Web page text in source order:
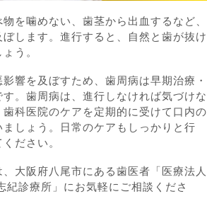
を噛めない、歯茎から出血するなど、
します。進行すると、自然と歯が抜け
う。
響を及ぼすため、歯周病は早期治療・
。歯周病は、進行しなければ気づけな
科医院のケアを定期的に受けて口内の
しょう。日常のケアもしっかりと行
ださい。
大阪府八尾市にある歯医者「医療法人
紀診療所」にお気軽にご相談くださ